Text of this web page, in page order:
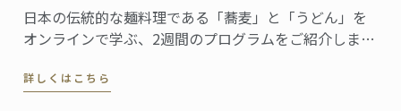
日本の伝統的な麺料理である「蕎麦」と「うどん」を
オンラインで学ぶ、2週間のプログラムをご紹介しま
詳しくはこちら